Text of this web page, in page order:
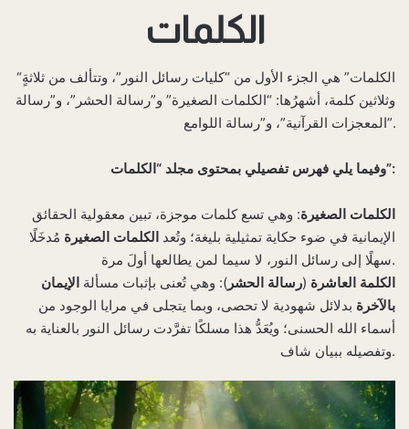
الكلمات
“الكلمات” هي الجزء الأول من “كليات رسائل النور”، وتتألف من ثلاثةٍ
وثلاثين كلمة، أشهرُها: “الكلمات الصغيرة” و”رسالة الحشر”، و”رسالة
المعجزات القرآنية”، و”رسالة اللوامع”.
وفيما يلي فهرس تفصيلي بمحتوى مجلد “الكلمات”:
الكلمات الصغيرة: وهي تسع كلمات موجزة، تبين معقولية الحقائق
الإيمانية في ضوء حكاية تمثيلية بليغة؛ وتُعد الكلمات الصغيرة مُدخَلًا
سهلًا إلى رسائل النور، لا سيما لمن يطالعها أولَ مرة.
الكلمة العاشرة (رسالة الحشر ): وهي تُعنى بإثبات مسألة الإيمان
بالآخرة بدلائل شهودية لا تحصى، وبما يتجلى في مرايا الوجود من
أسماء الله الحسنى؛ ويُعَدُّ هذا مسلكًا تفرَّدت رسائل النور بالعناية به
وتفصيله ببيان شاف.